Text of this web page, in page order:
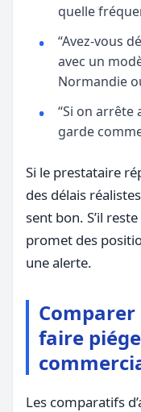
quelle
“Avez-vous
avec un
Normandie
“Si on arrête
garde
Si le prestataire
des délais
sent bon. S’il
promet des
une alerte.
Comparer
faire
Les comparatifs